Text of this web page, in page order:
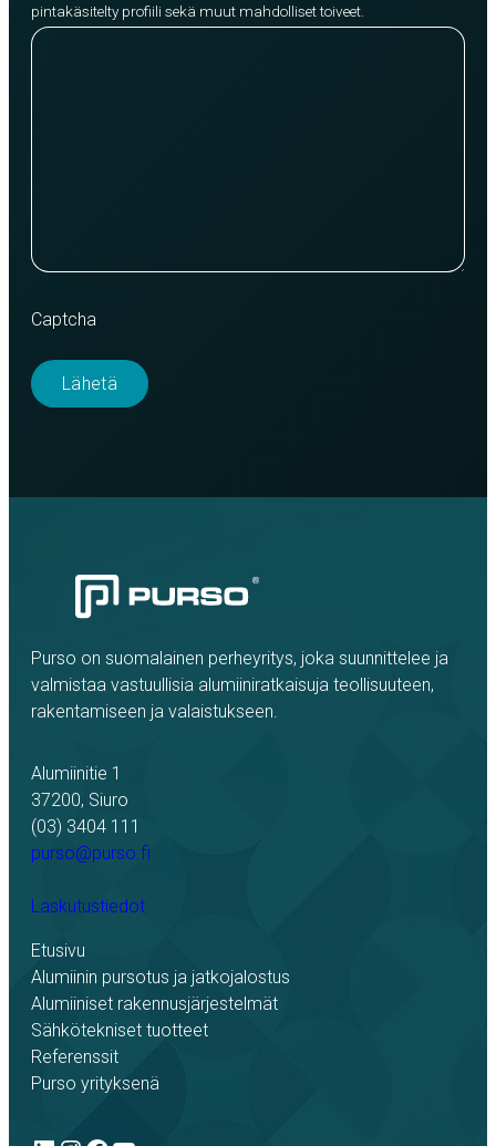
pintakäsitelty profiili sekä muut mahdolliset toiveet.
Captcha
Purso on suomalainen perheyritys, joka suunnittelee ja
valmistaa vastuullisia alumiiniratkaisuja teollisuuteen,
rakentamiseen ja valaistukseen.
Alumiinitie 1
37200, Siuro
(03) 3404 111
purso@purso.fi
Laskutustiedot
Etusivu
Alumiinin pursotus ja jatkojalostus
Alumiiniset rakennusjärjestelmät
Sähkötekniset tuotteet
Referenssit
Purso yrityksenä